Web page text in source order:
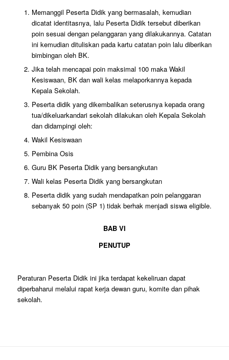
Memanggil Peserta Didik yang bermasalah, kemudian
dicatat identitasnya, lalu Peserta Didik tersebut diberikan
poin sesuai dengan pelanggaran yang dilakukannya. Catatan
ini kemudian dituliskan pada kartu catatan poin lalu diberikan
bimbingan oleh BK.
Jika telah mencapai poin maksimal 100 maka Wakil
Kesiswaan, BK dan wali kelas melaporkannya kepada
Kepala Sekolah.
Peserta didik yang dikembalikan seterusnya kepada orang
tua/dikeluarkandari sekolah dilakukan oleh Kepala Sekolah
dan didampingi oleh:
Wakil Kesiswaan
Pembina Osis
Guru BK Peserta Didik yang bersangkutan
Wali kelas Peserta Didik yang bersangkutan
Peserta didik yang sudah mendapatkan poin pelanggaran
sebanyak 50 poin (SP 1) tidak berhak menjadi siswa eligible.
BAB VI
PENUTUP
Peraturan Peserta Didik ini jika terdapat kekeliruan dapat
diperbaharui melalui rapat kerja dewan guru, komite dan pihak
sekolah.